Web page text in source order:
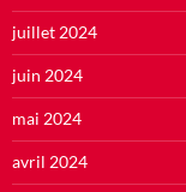
juillet 2024
juin 2024
mai 2024
avril 2024